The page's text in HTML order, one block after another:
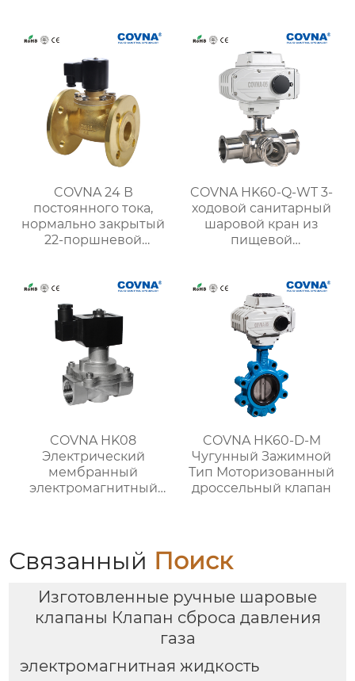
COVNA 24 В
постоянного тока,
нормально закрытый
22-поршневой
COVNA HK60-Q-WT 3-
ходовой санитарный
шаровой кран из
пищевой
COVNA HK08
Электрический
мембранный
электромагнитный
COVNA HK60-D-M
Чугунный Зажимной
Тип Моторизованный
дроссельный клапан
Связанный Поиск
Изготовленные ручные шаровые
клапаны Клапан сброса давления
газа
электромагнитная жидкость